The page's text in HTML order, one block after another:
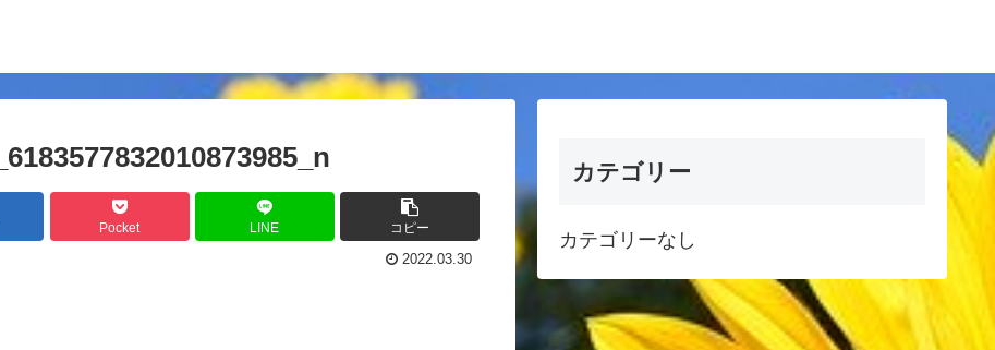
Pocket LINE コピー
2022.03.30
カテゴリー
カテゴリーなし